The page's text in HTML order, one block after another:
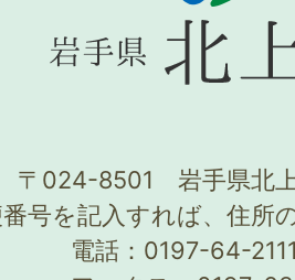
〒024-8501 岩手県北
番号を記入すれば、住所
電話：0197-64-